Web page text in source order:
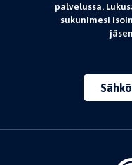
palvelussa.
sukunimesi